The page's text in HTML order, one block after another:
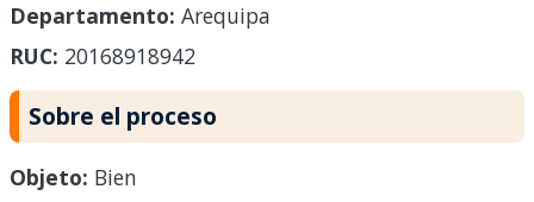
Departamento: Arequipa
RUC: 20168918942
Sobre el proceso
Objeto: Bien